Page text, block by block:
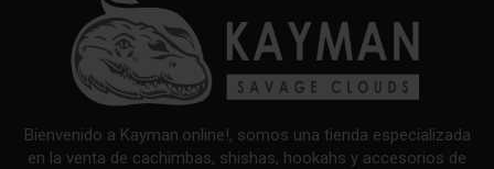
Bienvenido a Kayman.online!, somos una tienda especializada
en la venta de cachimbas, shishas, hookahs y accesorios de